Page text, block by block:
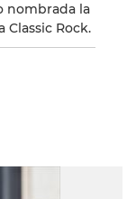
nombrada la
Rock.